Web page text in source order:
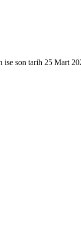
ise son tarih 25 Mart